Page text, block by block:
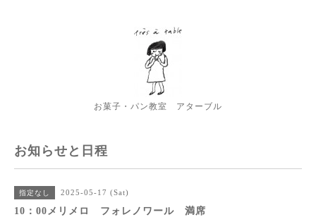
お菓子・パン教室 アターブル
お知らせと日程
指定なし 2025-05-17 (Sat)
10：00メリメロ フォレノワール 満席